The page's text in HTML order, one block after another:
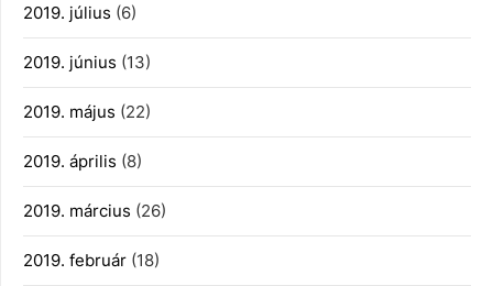
2019. július (6)
2019. június (13)
2019. május (22)
2019. április (8)
2019. március (26)
2019. február (18)